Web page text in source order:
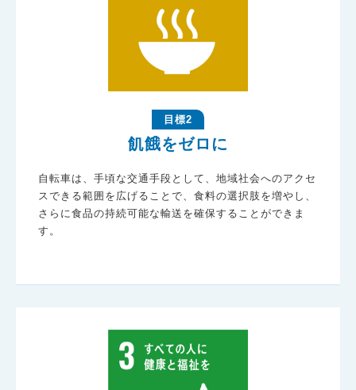
目標2
飢餓をゼロに
自転車は、手頃な交通手段として、地域社会へのアクセ
スできる範囲を広げることで、食料の選択肢を増やし、
さらに食品の持続可能な輸送を確保することができま
す。